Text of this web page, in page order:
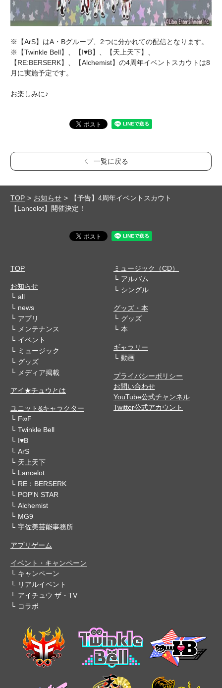
※【ArS】はA・Bグループ、2つに分かれての配信となります。
※【Twinkle Bell】、【I♥B】、【天上天下】、
【RE:BERSERK】、【Alchemist】の4周年イベントスカウトは8
月に実施予定です。
お楽しみに♪
一覧に戻る
TOP お知らせ
【予告】4周年イベントスカウト
【Lancelot】開催決定！
TOP
お知らせ
all
news
アプリ
メンテナンス
イベント
ミュージック
グッズ
メディア掲載
アイ★チュウとは
ユニット&キャラクター
F∞F
Twinkle Bell
I♥B
ArS
天上天下
Lancelot
RE：BERSERK
POP'N STAR
Alchemist
MG9
宇佐美芸能事務所
アプリゲーム
イベント・キャンペーン
キャンペーン
リアルイベント
アイチュウ ザ・TV
コラボ
ミュージック（CD）
アルバム
シングル
グッズ・本
グッズ
本
ギャラリー
動画
プライバシーポリシー
お問い合わせ
YouTube公式チャンネル
Twitter公式アカウント